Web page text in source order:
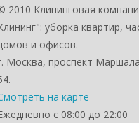
2010 Клининговая
уборка квартир,
и офисов.
Москва, проспект
на карте
с 08:00 до 22:00